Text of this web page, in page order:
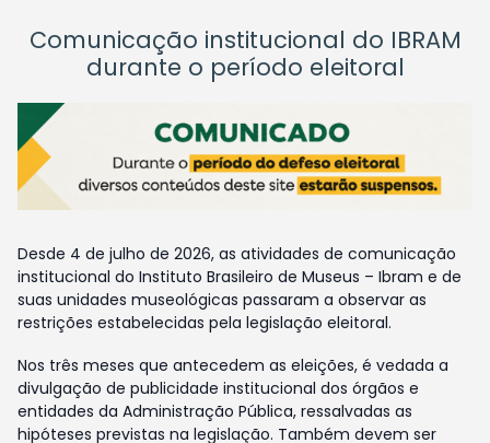
Comunicação institucional do IBRAM
durante o período eleitoral
Desde 4 de julho de 2026, as atividades de comunicação
institucional do Instituto Brasileiro de Museus – Ibram e de
suas unidades museológicas passaram a observar as
restrições estabelecidas pela legislação eleitoral.
Nos três meses que antecedem as eleições, é vedada a
divulgação de publicidade institucional dos órgãos e
entidades da Administração Pública, ressalvadas as
hipóteses previstas na legislação. Também devem ser